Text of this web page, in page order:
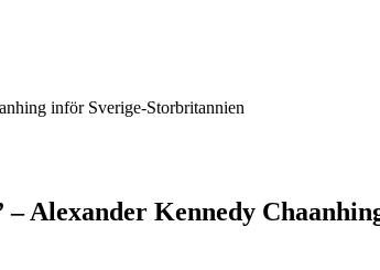
inför Sverige-Storbritannien
Alexander Kennedy